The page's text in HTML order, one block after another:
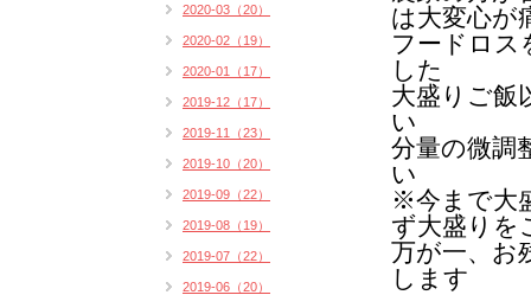
は大変心が
フードロス
した
大盛りご飯
い
分量の微調
い
※今まで大
ず大盛りを
万が一、お
します
2020-03（20）
2020-02（19）
2020-01（17）
2019-12（17）
2019-11（23）
2019-10（20）
2019-09（22）
2019-08（19）
2019-07（22）
2019-06（20）